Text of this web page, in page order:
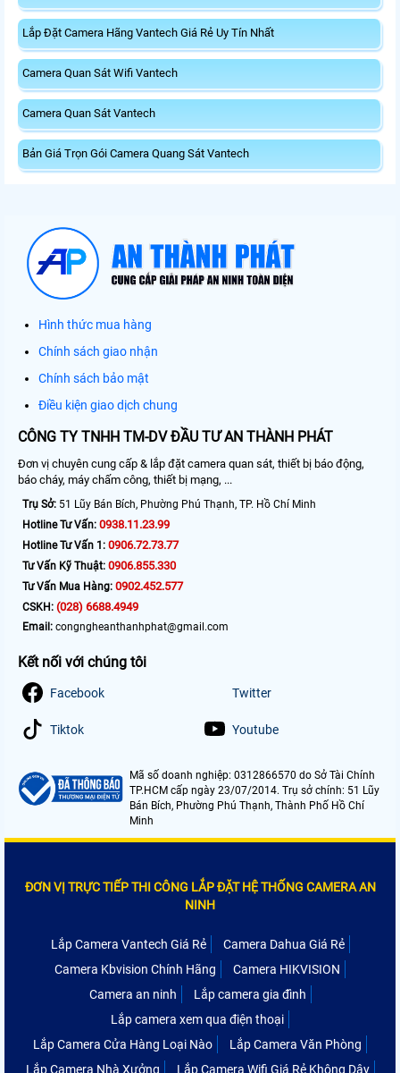
Lắp Đặt Camera Hãng Vantech Giá Rẻ Uy Tín Nhất
Camera Quan Sát Wifi Vantech
Camera Quan Sát Vantech
Bản Giá Trọn Gói Camera Quang Sát Vantech
Hình thức mua hàng
Chính sách giao nhận
Chính sách bảo mật
Điều kiện giao dịch chung
CÔNG TY TNHH TM-DV ĐẦU TƯ AN THÀNH PHÁT
Đơn vị chuyên cung cấp & lắp đặt camera quan sát, thiết bị báo động,
báo cháy, máy chấm công, thiết bị mạng, ...
Trụ Sở: 51 Lũy Bán Bích, Phường Phú Thạnh, TP. Hồ Chí Minh
Hotline Tư Vấn: 0938.11.23.99
Hotline Tư Vấn 1: 0906.72.73.77
Tư Vấn Kỹ Thuật: 0906.855.330
Tư Vấn Mua Hàng: 0902.452.577
CSKH: (028) 6688.4949
Email: congngheanthanhphat@gmail.com
Kết nối với chúng tôi
Facebook Twitter
Tiktok Youtube
Mã số doanh nghiệp: 0312866570 do Sở Tài Chính
TP.HCM cấp ngày 23/07/2014. Trụ sở chính: 51 Lũy
Bán Bích, Phường Phú Thạnh, Thành Phố Hồ Chí
Minh
ĐƠN VỊ TRỰC TIẾP THI CÔNG LẮP ĐẶT HỆ THỐNG CAMERA AN
NINH
Lắp Camera Vantech Giá Rẻ
Camera Dahua Giá Rẻ
Camera Kbvision Chính Hãng
Camera HIKVISION
Camera an ninh
Lắp camera gia đình
Lắp camera xem qua điện thoại
Lắp Camera Cửa Hàng Loại Nào
Lắp Camera Văn Phòng
Lắp Camera Nhà Xưởng
Lắp Camera Wifi Giá Rẻ Không Dây